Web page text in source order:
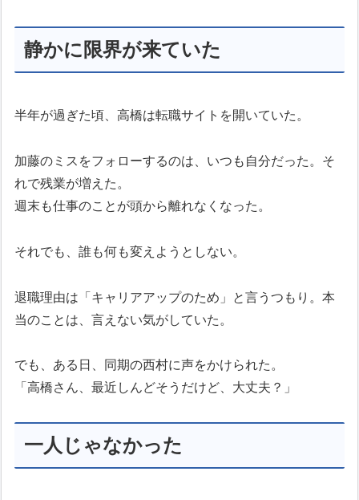
静かに限界が来ていた
半年が過ぎた頃、高橋は転職サイトを開いていた。
加藤のミスをフォローするのは、いつも自分だった。そ
れで残業が増えた。
週末も仕事のことが頭から離れなくなった。
それでも、誰も何も変えようとしない。
退職理由は「キャリアアップのため」と言うつもり。本
当のことは、言えない気がしていた。
でも、ある日、同期の西村に声をかけられた。
「高橋さん、最近しんどそうだけど、大丈夫？」
一人じゃなかった